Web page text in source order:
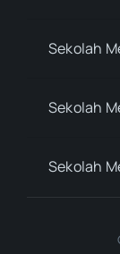
Sekolah
Sekolah
Sekolah